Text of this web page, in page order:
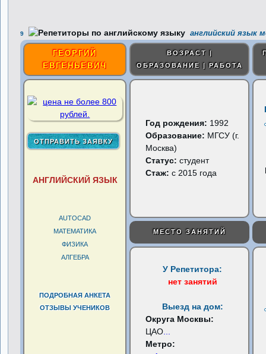
9 английский язык
ГЕОРГИЙ
ЕВГЕНЬЕВИЧ
ВОЗРАСТ |
ОБРАЗОВАНИЕ | РАБОТА
АНГЛИЙСКИЙ ЯЗЫК
AUTOCAD
МАТЕМАТИКА
ФИЗИКА
АЛГЕБРА
ПОДРОБНАЯ АНКЕТА
ОТЗЫВЫ УЧЕНИКОВ
Год рождения: 1992
Образование: МГСУ (г.
Москва)
Статус:студент
Стаж: с 2015 года
МЕСТО ЗАНЯТИЙ
У Репетитора:
нет занятий
Выезд на дом:
Округа Москвы:
ЦАО
Метро: